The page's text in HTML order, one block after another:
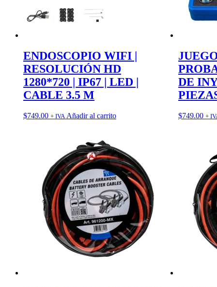
ENDOSCOPIO WIFI |
RESOLUCIÓN HD
1280*720 | IP67 | LED |
CABLE 3.5 M
$749.00 + IVA Añadir al carrito
DE
$749.00 +